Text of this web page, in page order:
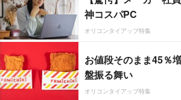
神コスパPC
オリコンタイアップ特集
お値段そのまま45％
盤振る舞い
オリコンタイアップ特集